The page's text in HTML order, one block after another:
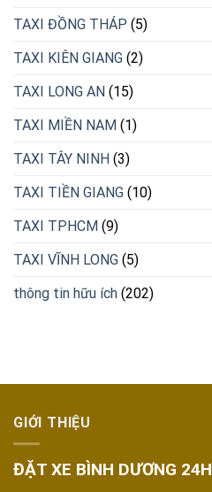
TAXI ĐỒNG THÁP (5)
TAXI KIÊN GIANG (2)
TAXI LONG AN (15)
TAXI MIỀN NAM (1)
TAXI TÂY NINH (3)
TAXI TIỀN GIANG (10)
TAXI TPHCM (9)
TAXI VĨNH LONG (5)
thông tin hữu ích (202)
GIỚI THIỆU
ĐẶT XE BÌNH DƯƠNG 24H